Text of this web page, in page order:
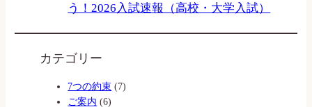
う！2026入試速報（高校・大学入試）
カテゴリー
7つの約束 (7)
ご案内 (6)